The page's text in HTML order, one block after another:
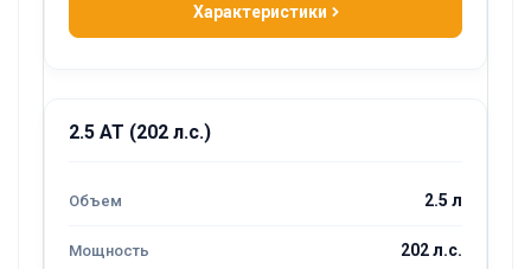
Характеристики
2.5 AT (202 л.с.)
2.5 л
202 л.с.